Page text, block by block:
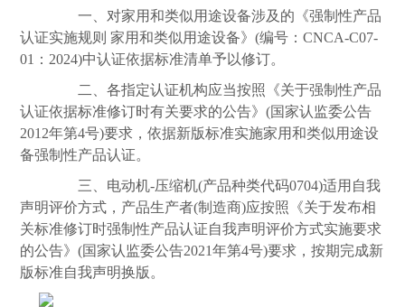
一、对家用和类似用途设备涉及的《强制性产品
认证实施规则 家用和类似用途设备》(编号：CNCA-C07-
01：2024)中认证依据标准清单予以修订。
二、各指定认证机构应当按照《关于强制性产品
认证依据标准修订时有关要求的公告》(国家认监委公告
2012年第4号)要求，依据新版标准实施家用和类似用途设
备强制性产品认证。
三、电动机-压缩机(产品种类代码0704)适用自我
声明评价方式，产品生产者(制造商)应按照《关于发布相
关标准修订时强制性产品认证自我声明评价方式实施要求
的公告》(国家认监委公告2021年第4号)要求，按期完成新
版标准自我声明换版。